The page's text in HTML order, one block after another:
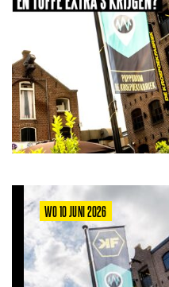
WO 10 JUNI 2026